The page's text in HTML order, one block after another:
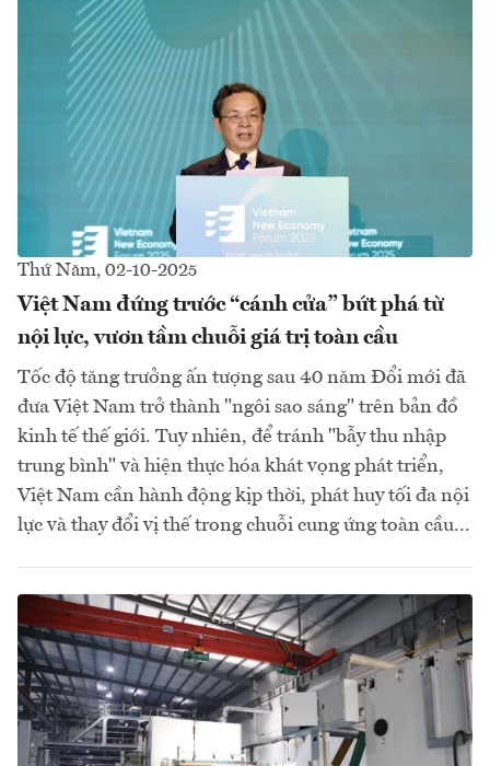
Thứ Năm, 02-10-2025
Việt Nam đứng trước “cánh cửa” bứt phá từ
nội lực, vươn tầm chuỗi giá trị toàn cầu
Tốc độ tăng trưởng ấn tượng sau 40 năm Đổi mới đã
đưa Việt Nam trở thành "ngôi sao sáng" trên bản đồ
kinh tế thế giới. Tuy nhiên, để tránh "bẫy thu nhập
trung bình" và hiện thực hóa khát vọng phát triển,
Việt Nam cần hành động kịp thời, phát huy tối đa nội
lực và thay đổi vị thế trong chuỗi cung ứng toàn cầu...